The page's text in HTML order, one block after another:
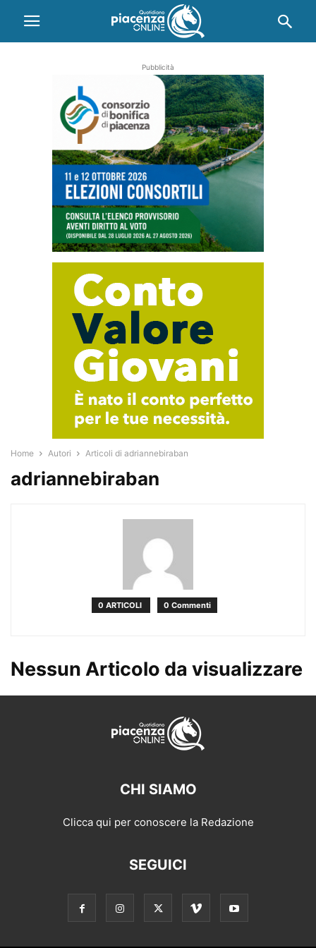
Pubblicità
Home Autori Articoli di adriannebiraban
adriannebiraban
0 ARTICOLI 0 Commenti
Nessun Articolo da visualizzare
CHI SIAMO
Clicca qui per conoscere la Redazione
SEGUICI